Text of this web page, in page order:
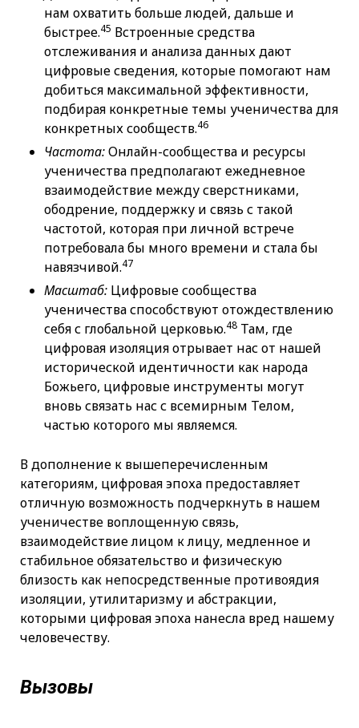
нам охватить больше людей, дальше и
быстрее.45 Встроенные средства
отслеживания и анализа данных дают
цифровые сведения, которые помогают нам
добиться максимальной эффективности,
подбирая конкретные темы ученичества для
конкретных сообществ.46
Частота:Онлайн-сообщества и ресурсы
ученичества предполагают ежедневное
взаимодействие между сверстниками,
ободрение, поддержку и связь с такой
частотой, которая при личной встрече
потребовала бы много времени и стала бы
навязчивой.47
Масштаб: Цифровые сообщества
ученичества способствуют отождествлению
себя с глобальной церковью.48 Там, где
цифровая изоляция отрывает нас от нашей
исторической идентичности как народа
Божьего, цифровые инструменты могут
вновь связать нас с всемирным Телом,
частью которого мы являемся.
В дополнение к вышеперечисленным
категориям, цифровая эпоха предоставляет
отличную возможность подчеркнуть в нашем
ученичестве воплощенную связь,
взаимодействие лицом к лицу, медленное и
стабильное обязательство и физическую
близость как непосредственные противоядия
изоляции, утилитаризму и абстракции,
которыми цифровая эпоха нанесла вред нашему
человечеству.
Вызовы